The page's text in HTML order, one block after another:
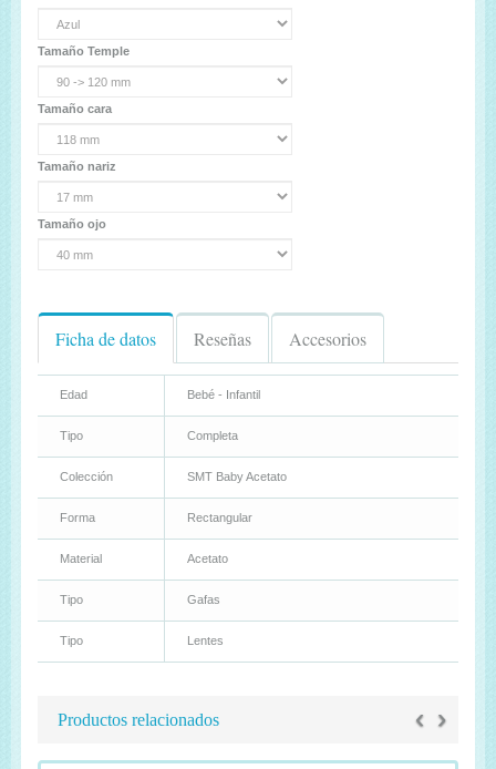
Tamaño Temple
Tamaño cara
Tamaño nariz
Tamaño ojo
Ficha de datos Reseñas Accesorios
Edad Bebé - Infantil
Tipo Completa
Colección SMT Baby Acetato
Forma Rectangular
Material Acetato
Tipo Gafas
Tipo Lentes
Productos relacionados ‹ ›